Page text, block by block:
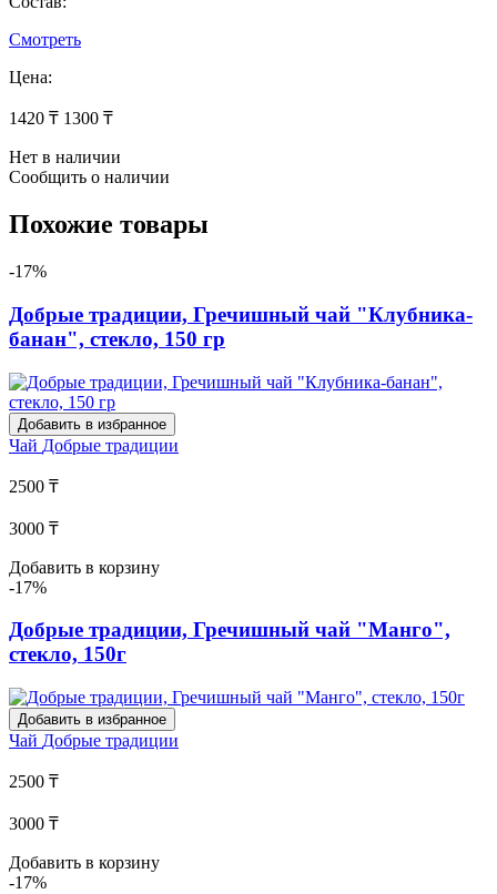
Смотреть
Цена:
1420 ₸ 1300 ₸
Нет в наличии
Сообщить о наличии
Похожие товары
-17%
Добрые традиции, Гречишный чай "Клубника-
банан", стекло, 150 гр
Добавить в избранное
Чай Добрые традиции
2500 ₸
3000 ₸
Добавить в корзину
-17%
Добрые традиции, Гречишный чай "Манго",
стекло, 150г
Добавить в избранное
Чай Добрые традиции
2500 ₸
3000 ₸
Добавить в корзину
-17%